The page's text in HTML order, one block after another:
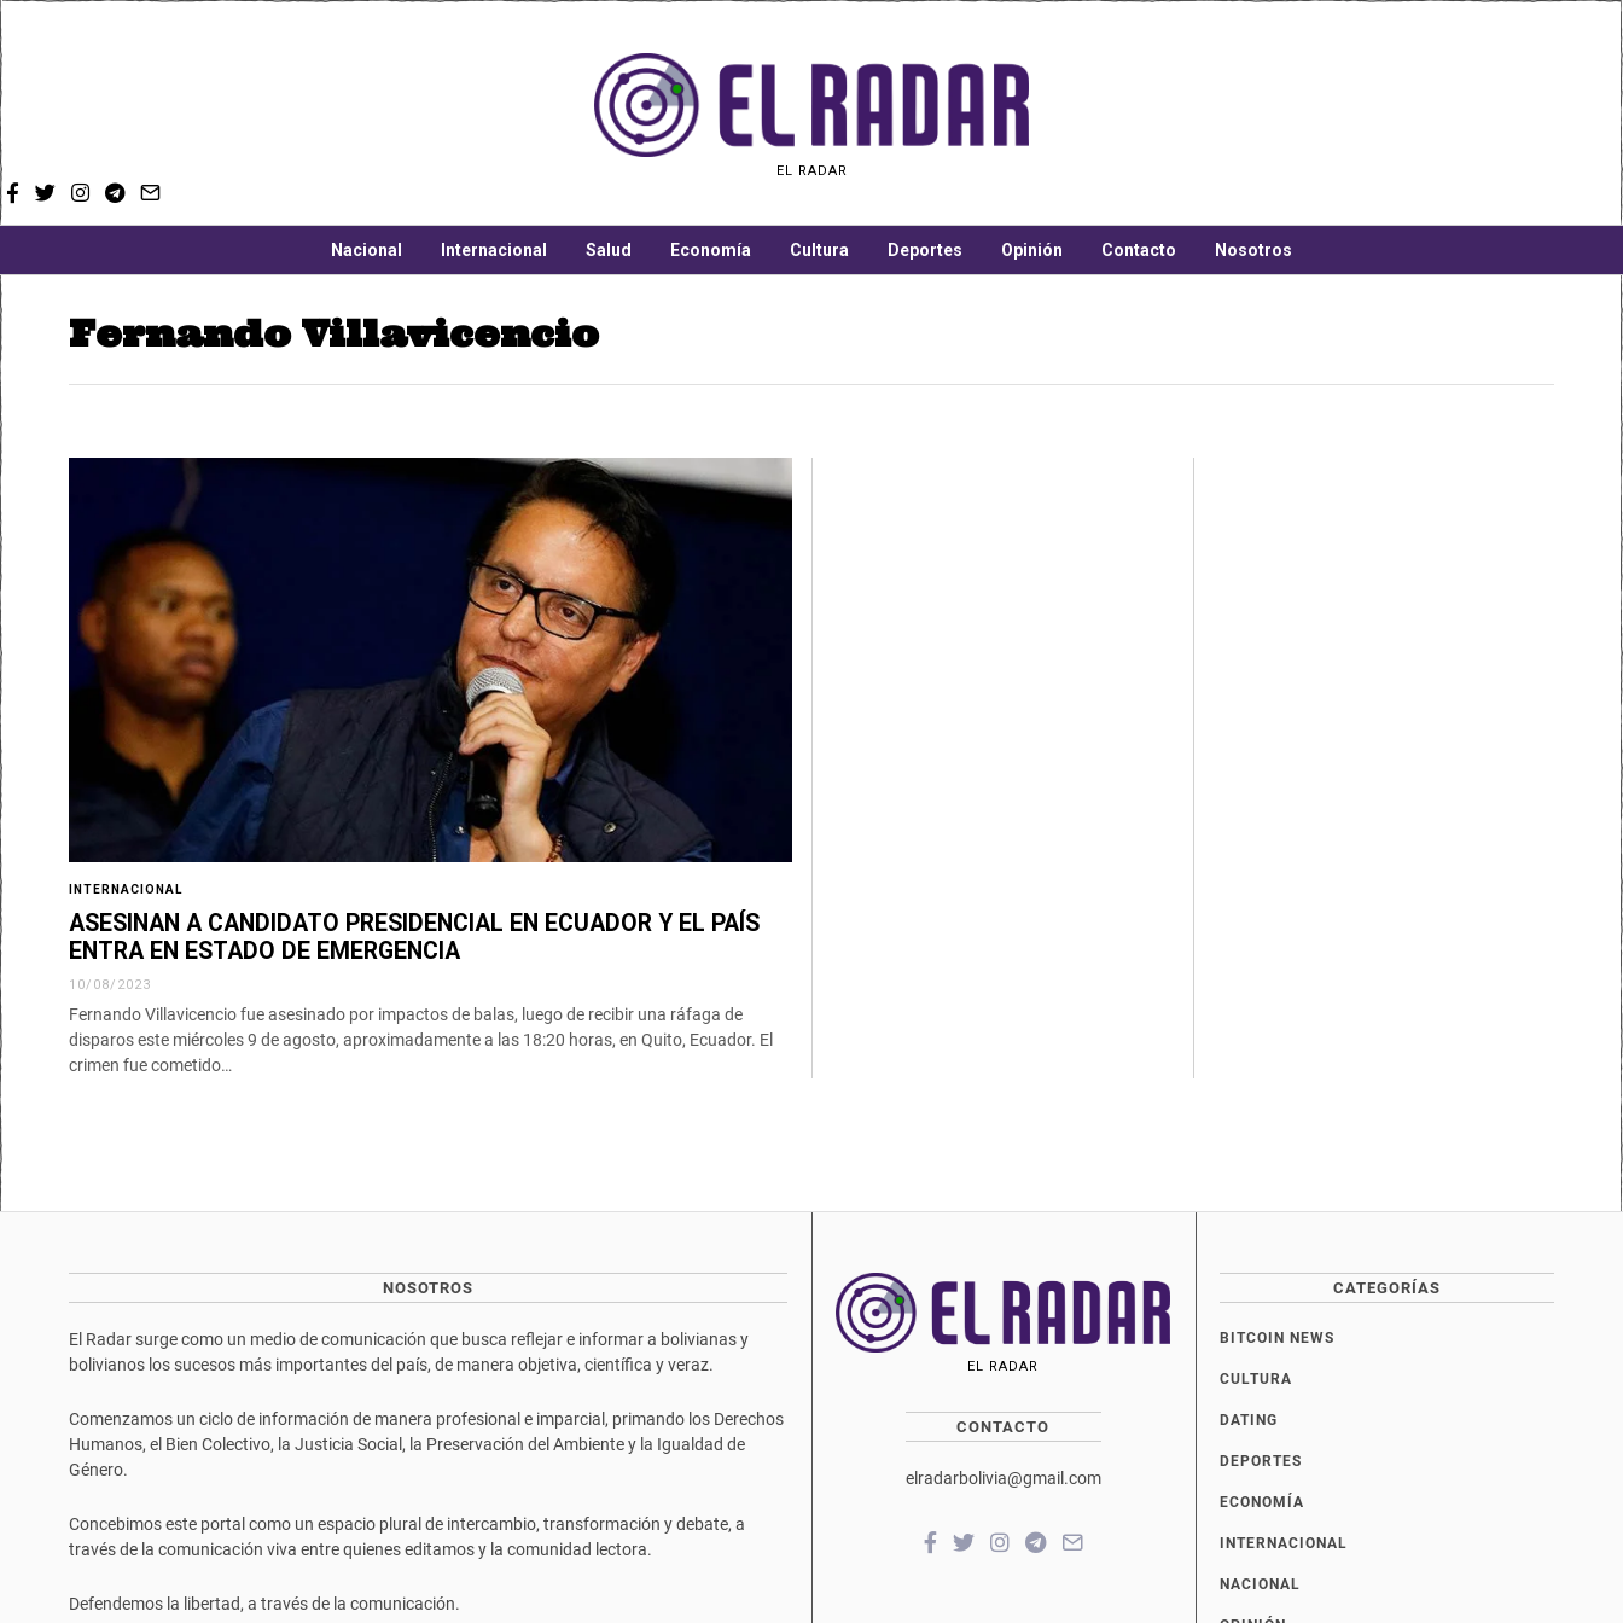
EL RADAR
Nacional Internacional Salud Economía Cultura Deportes Opinión Contacto Nosotros
Fernando Villavicencio
INTERNACIONAL
ASESINAN A CANDIDATO PRESIDENCIAL EN ECUADOR Y EL PAÍS
ENTRA EN ESTADO DE EMERGENCIA
10/08/2023
Fernando Villavicencio fue asesinado por impactos de balas, luego de recibir una ráfaga de
disparos este miércoles 9 de agosto, aproximadamente a las 18:20 horas, en Quito, Ecuador. El
crimen fue cometido…
NOSOTROS
El Radar surge como un medio de comunicación que busca reflejar e informar a bolivianas y
bolivianos los sucesos más importantes del país, de manera objetiva, científica y veraz.
Comenzamos un ciclo de información de manera profesional e imparcial, primando los Derechos
Humanos, el Bien Colectivo, la Justicia Social, la Preservación del Ambiente y la Igualdad de
Género.
Concebimos este portal como un espacio plural de intercambio, transformación y debate, a
través de la comunicación viva entre quienes editamos y la comunidad lectora.
Defendemos la libertad, a través de la comunicación.
EL RADAR
CONTACTO
elradarbolivia@gmail.com
CATEGORÍAS
BITCOIN NEWS
CULTURA
DATING
DEPORTES
ECONOMÍA
INTERNACIONAL
NACIONAL